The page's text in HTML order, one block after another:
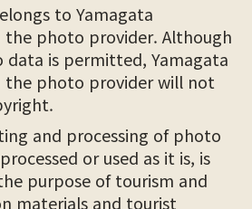
to Yamagata
the photo provider. Although
data is permitted, Yamagata
the photo provider will not
and processing of photo
or used as it is, is
purpose of tourism and
materials and tourist